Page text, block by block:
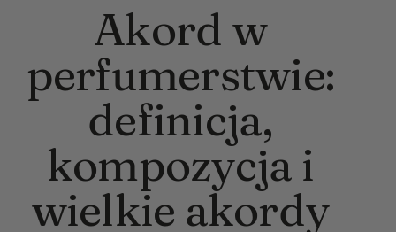
Akord w
perfumerstwie:
definicja,
kompozycja i
wielkie akordy